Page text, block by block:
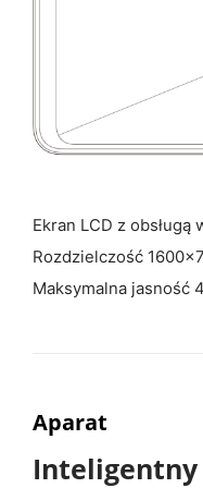
Ekran LCD z
Rozdzielczość
Maksymalna jasność
Aparat
Inteligentny